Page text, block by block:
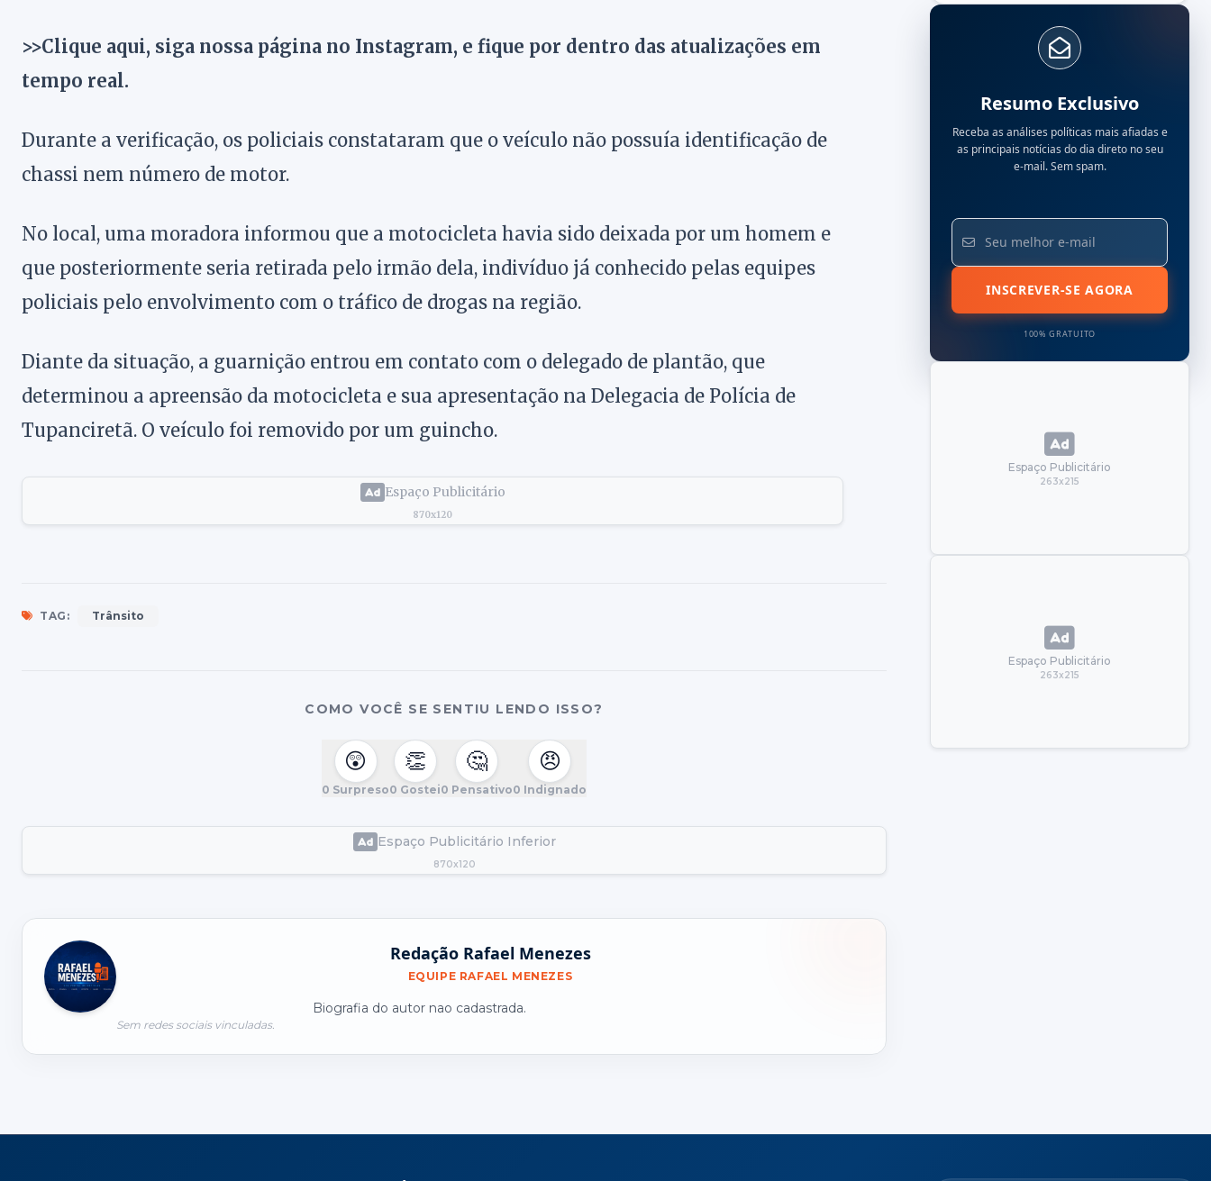
>>Clique aqui, siga nossa página no Instagram, e fique por dentro das atualizações em
tempo real.
Durante a verificação, os policiais constataram que o veículo não possuía identificação de
chassi nem número de motor.
No local, uma moradora informou que a motocicleta havia sido deixada por um homem e
que posteriormente seria retirada pelo irmão dela, indivíduo já conhecido pelas equipes
policiais pelo envolvimento com o tráfico de drogas na região.
Diante da situação, a guarnição entrou em contato com o delegado de plantão, que
determinou a apreensão da motocicleta e sua apresentação na Delegacia de Polícia de
Tupanciretã. O veículo foi removido por um guincho.
Espaço Publicitário
870x120
TAG: Trânsito
COMO VOCÊ SE SENTIU LENDO ISSO?
😲
0 Surpreso
👏
0 Gostei
🤔
0 Pensativo
😠
0 Indignado
Espaço Publicitário Inferior
870x120
Redação Rafael Menezes
EQUIPE RAFAEL MENEZES
Biografia do autor nao cadastrada.
Sem redes sociais vinculadas.
Resumo Exclusivo
Receba as análises políticas mais afiadas e
as principais notícias do dia direto no seu
e-mail. Sem spam.
INSCREVER-SE AGORA
100% GRATUITO
Espaço Publicitário
263x215
Espaço Publicitário
263x215